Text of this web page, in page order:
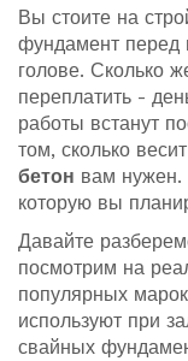
Вы стоите на
фундамент перед
голове. Сколько
переплатить -
работы встанут
том, сколько
бетон вам нужен.
которую вы
Давайте
посмотрим на
популярных
используют при
свайных